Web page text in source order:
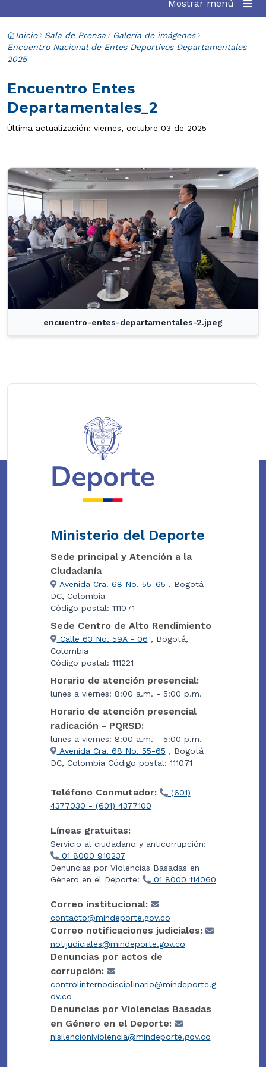
Mostrar menú
Inicio Sala de Prensa
Galería de imágenes
Encuentro Nacional de Entes Deportivos Departamentales
2025
Encuentro Entes
Departamentales_2
Última actualización: viernes, octubre 03 de 2025
encuentro-entes-departamentales-2.jpeg
Ministerio del Deporte
Sede principal y Atención a la
Ciudadanía
Avenida Cra. 68 No. 55-65 , Bogotá
DC, Colombia
Código postal: 111071
Sede Centro de Alto Rendimiento
Calle 63 No. 59A - 06 , Bogotá,
Colombia
Código postal: 111221
Horario de atención presencial:
lunes a viernes: 8:00 a.m. - 5:00 p.m.
Horario de atención presencial
radicación - PQRSD:
lunes a viernes: 8:00 a.m. - 5:00 p.m.
Avenida Cra. 68 No. 55-65 , Bogotá
DC, Colombia Código postal: 111071
Teléfono Conmutador:
(601)
4377030 - (601) 4377100
Líneas gratuitas:
Servicio al ciudadano y anticorrupción:
01 8000 910237
Denuncias por Violencias Basadas en
Género en el Deporte:
01 8000 114060
Correo institucional:
contacto@mindeporte.gov.co
Correo notificaciones judiciales:
notijudiciales@mindeporte.gov.co
Denuncias por actos de
corrupción:
controlinternodisciplinario@mindeporte.g
ov.co
Denuncias por Violencias Basadas
en Género en el Deporte:
nisilencioniviolencia@mindeporte.gov.co